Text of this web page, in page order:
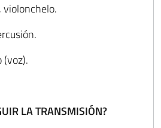
violonchelo.
(voz).
LA TRANSMISIÓN?